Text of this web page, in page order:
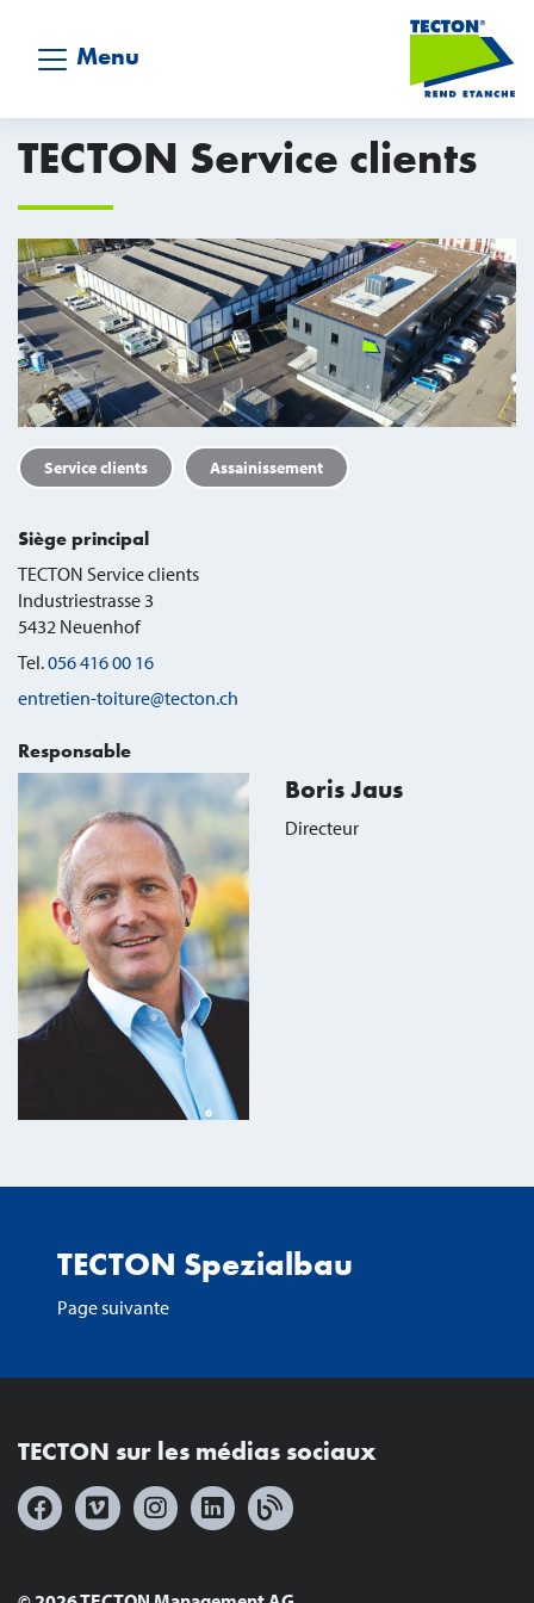
Menu
TECTON Service clients
Service clients Assainissement
Siège principal
TECTON Service clients
Industriestrasse 3
5432 Neuenhof
Tel.056 416 00 16
entretien-toiture@tecton.ch
Responsable
Boris Jaus
Directeur
TECTON Spezialbau
Page suivante
TECTON sur les médias sociaux